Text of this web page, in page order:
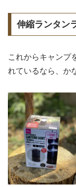
伸縮ランタン
これからキャンプ
れているなら、か